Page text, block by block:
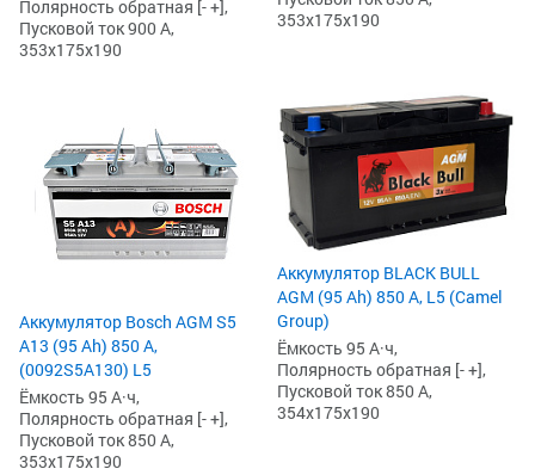
Полярность обратная [- +],
Пусковой ток 900 А,
353x175x190
353x175x190
Аккумулятор Bosch AGM S5
А13 (95 Ah) 850 А,
(0092S5A130) L5
Ёмкость 95 А·ч,
Полярность обратная [- +],
Пусковой ток 850 А,
353x175x190
Аккумулятор BLACK BULL
AGM (95 Ah) 850 А, L5 (Camel
Group)
Ёмкость 95 А·ч,
Полярность обратная [- +],
Пусковой ток 850 А,
354x175x190